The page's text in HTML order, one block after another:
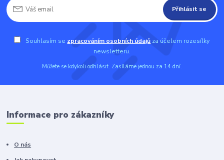
Přihlásit se
Souhlasím se zpracováním osobních údajů za účelem rozesílky
newsletteru.
Můžete se kdykoli odhlásit. Zasíláme jednou za 14 dní.
Informace pro zákazníky
O nás